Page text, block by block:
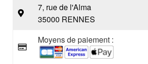
7, rue de l'Alma
35000 RENNES
Moyens de paiement :